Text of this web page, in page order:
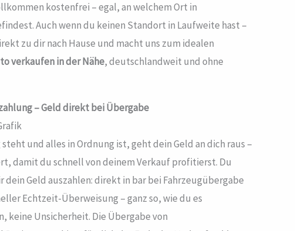
kostenfrei – egal, an welchem Ort in
Auch wenn du keinen Standort in Laufweite hast –
zu dir nach Hause und macht uns zum idealen
verkaufen in der Nähe, deutschlandweit und ohne
– Geld direkt bei Übergabe
und alles in Ordnung ist, geht dein Geld an dich raus –
damit du schnell von deinem Verkauf profitierst. Du
Geld auszahlen: direkt in bar bei Fahrzeugübergabe
Echtzeit-Überweisung – ganz so, wie du es
keine Unsicherheit. Die Übergabe von